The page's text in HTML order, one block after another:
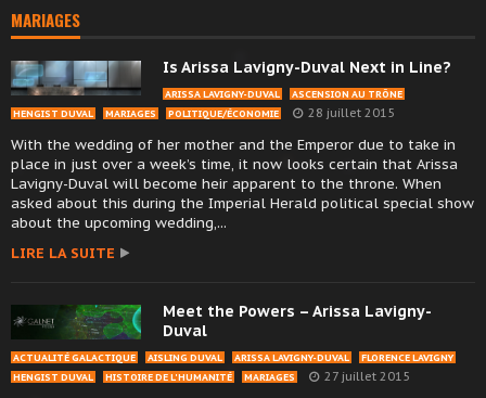
MARIAGES
Is Arissa Lavigny-Duval Next in Line?
ARISSA LAVIGNY-DUVAL
ASCENSION AU TRÔNE
HENGIST DUVAL
MARIAGES POLITIQUE/ÉCONOMIE 28 juillet 2015
With the wedding of her mother and the Emperor due to take in
place in just over a week’s time, it now looks certain that Arissa
Lavigny-Duval will become heir apparent to the throne. When
asked about this during the Imperial Herald political special show
about the upcoming wedding,...
LIRE LA SUITE
Meet the Powers – Arissa Lavigny-
Duval
ACTUALITÉ GALACTIQUE AISLING DUVAL ARISSA LAVIGNY-DUVAL
FLORENCE LAVIGNY
HENGIST DUVAL
HISTOIRE DE L'HUMANITÉ MARIAGES 27 juillet 2015